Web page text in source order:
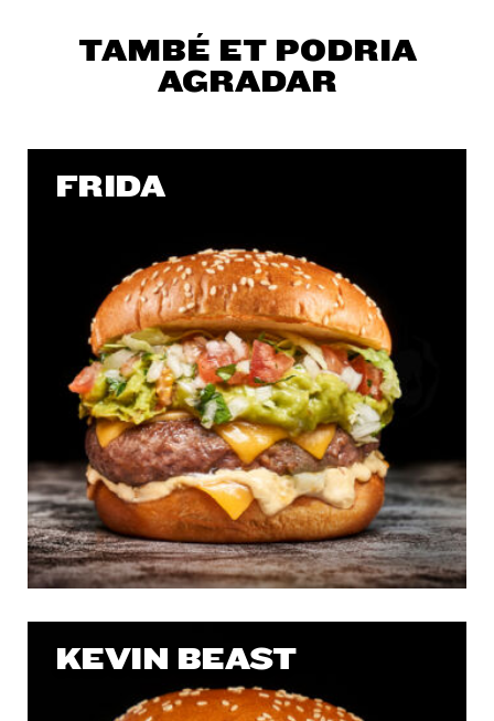
TAMBÉ ET PODRIA
AGRADAR
FRIDA
KEVIN BEAST